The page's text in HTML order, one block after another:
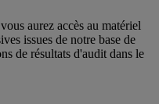
aurez accès au matériel
issues de notre base de
de résultats d'audit dans le